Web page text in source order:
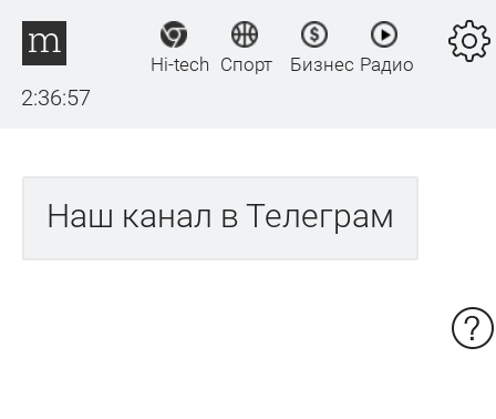
2:36:57
Hi-tech Спорт Бизнес Радио
Наш канал в Телеграм